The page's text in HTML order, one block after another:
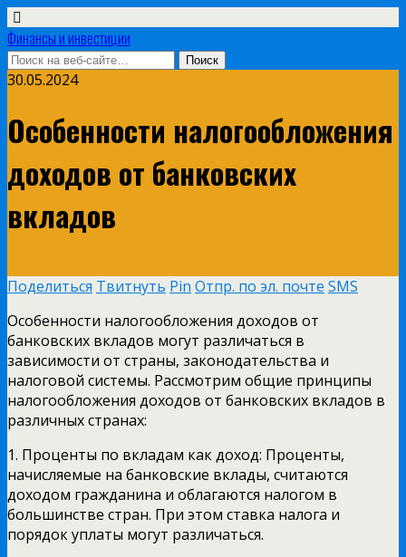
Финансы и инвестиции
30.05.2024
Особенности налогообложения
доходов от банковских
вкладов
Поделиться Твитнуть Pin Отпр. по эл. почте SMS
Особенности налогообложения доходов от
банковских вкладов могут различаться в
зависимости от страны, законодательства и
налоговой системы. Рассмотрим общие принципы
налогообложения доходов от банковских вкладов в
различных странах:
1. Проценты по вкладам как доход: Проценты,
начисляемые на банковские вклады, считаются
доходом гражданина и облагаются налогом в
большинстве стран. При этом ставка налога и
порядок уплаты могут различаться.